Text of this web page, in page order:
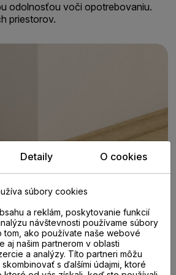
odolnosťou voči opotrebovaniu.
priestorov.
Detaily O cookies
súbory cookies
a reklám, poskytovanie funkcií
návštevnosti používame súbory
tom, ako používate naše webové
aj našim partnerom v oblasti
a analýzy. Títo partneri môžu
s ďalšími údajmi, ktoré